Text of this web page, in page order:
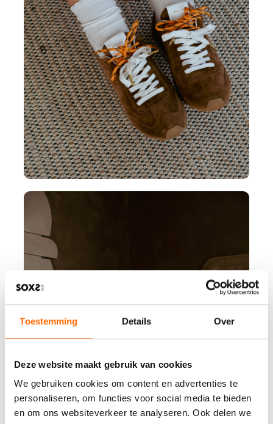
Toestemming Details Over
Deze website maakt gebruik van cookies
We gebruiken cookies om content en advertenties te
personaliseren, om functies voor social media te bieden
en om ons websiteverkeer te analyseren. Ook delen we